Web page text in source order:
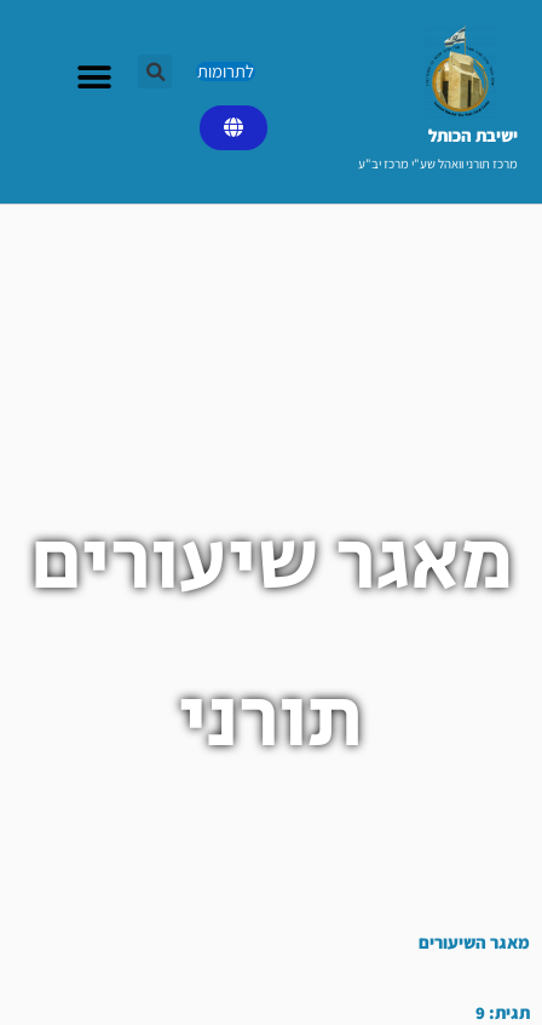
ישיבת הכותל​
מרכז תורני וואהל שע"י מרכז יב"ע
לתרומות
מאגר שיעורים
תורני
מאגר השיעורים
תגית: 9